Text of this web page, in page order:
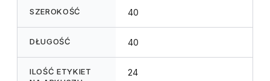
SZEROKOŚĆ 40
DŁUGOŚĆ 40
ILOŚĆ ETYKIET
24